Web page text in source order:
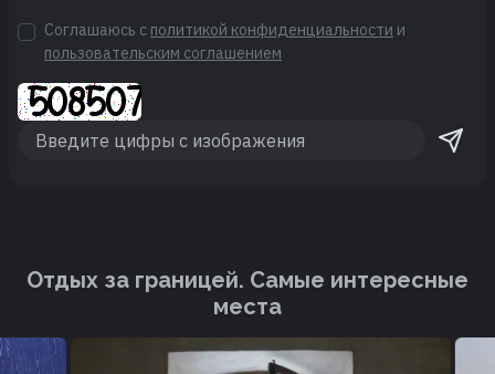
Соглашаюсь с политикой конфиденциальности и
пользовательским соглашением
Отдых за границей. Cамые интересные
места